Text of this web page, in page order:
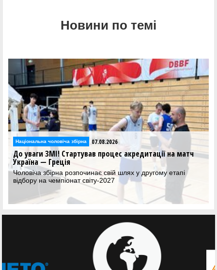
Новини по темі
Національна чоловіча збірна 07.08.2026
До уваги ЗМІ! Стартував процес акредитації на матч
Україна — Греція
Чоловіча збірна розпочинає свій шлях у другому етапі
відбору на чемпіонат світу-2027